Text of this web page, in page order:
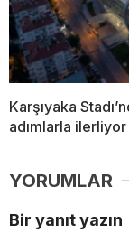
Karşıyaka
adımlarla ilerliyor
YORUMLAR
Bir yanıt yazın